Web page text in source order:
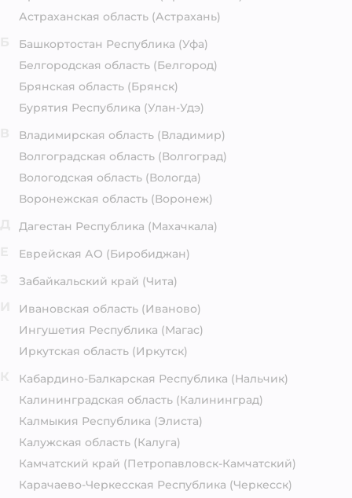
Астраханская область (Астрахань)
Башкортостан Республика (Уфа)
Белгородская область (Белгород)
Брянская область (Брянск)
Бурятия Республика (Улан-Удэ)
Владимирская область (Владимир)
Волгоградская область (Волгоград)
Вологодская область (Вологда)
Воронежская область (Воронеж)
Дагестан Республика (Махачкала)
Еврейская АО (Биробиджан)
Забайкальский край (Чита)
Ивановская область (Иваново)
Ингушетия Республика (Магас)
Иркутская область (Иркутск)
Кабардино-Балкарская Республика (Нальчик)
Калининградская область (Калининград)
Калмыкия Республика (Элиста)
Калужская область (Калуга)
Камчатский край (Петропавловск-Камчатский)
Карачаево-Черкесская Республика (Черкесск)